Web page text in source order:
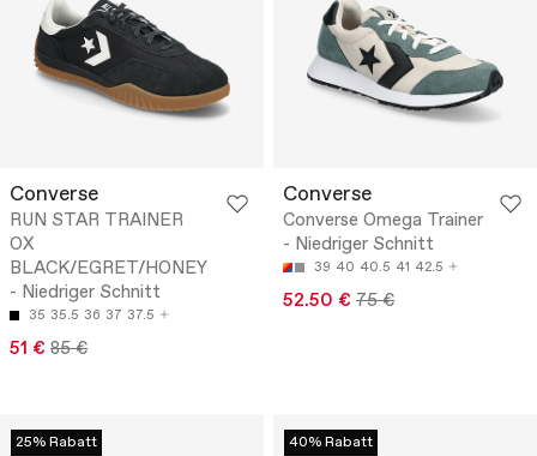
Converse
RUN STAR TRAINER
OX
BLACK/EGRET/HONEY
- Niedriger Schnitt
35 35.5 36 37 37.5
51 € 85 €
Converse
Converse Omega Trainer
- Niedriger Schnitt
39 40 40.5 41 42.5
52.50 € 75 €
25% Rabatt 40% Rabatt